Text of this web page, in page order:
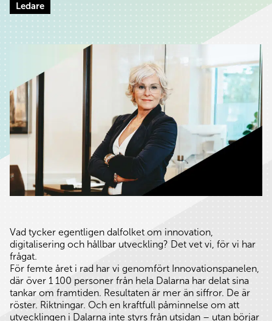
Ledare
Vad tycker egentligen dalfolket om innovation,
digitalisering och hållbar utveckling? Det vet vi, för vi har
frågat.
För femte året i rad har vi genomfört Innovationspanelen,
där över 1 100 personer från hela Dalarna har delat sina
tankar om framtiden. Resultaten är mer än siffror. De är
röster. Riktningar. Och en kraftfull påminnelse om att
utvecklingen i Dalarna inte styrs från utsidan – utan börjar